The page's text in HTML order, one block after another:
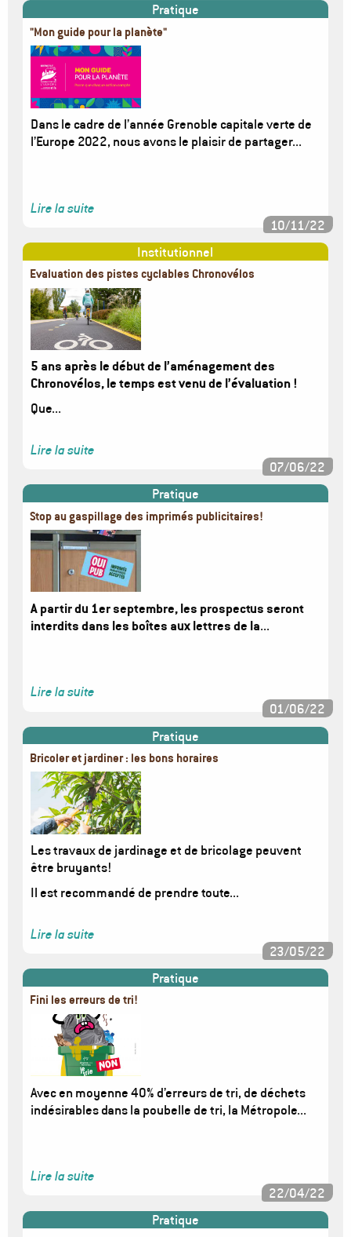
Pratique
"Mon guide pour la planète"
Image
Dans le cadre de l’année Grenoble capitale verte de
l’Europe 2022, nous avons le plaisir de partager...
Lire la suite
10/11/22
Institutionnel
Evaluation des pistes cyclables Chronovélos
Image
5 ans après le début de l’aménagement des
Chronovélos, le temps est venu de l’évaluation !
Que...
Lire la suite
07/06/22
Pratique
Stop au gaspillage des imprimés publicitaires!
Image
A partir du 1er septembre, les prospectus seront
interdits dans les boîtes aux lettres de la...
Lire la suite
01/06/22
Pratique
Bricoler et jardiner : les bons horaires
Image
Les travaux de jardinage et de bricolage peuvent
être bruyants!
Il est recommandé de prendre toute...
Lire la suite
23/05/22
Pratique
Fini les erreurs de tri!
Image
Avec en moyenne 40% d’erreurs de tri, de déchets
indésirables dans la poubelle de tri, la Métropole...
Lire la suite
22/04/22
Pratique